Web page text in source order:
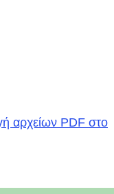
αρχείων PDF στο